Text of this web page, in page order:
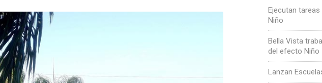
Ejecutan
Niño
Bella Vista
del efecto Niño
Lanzan